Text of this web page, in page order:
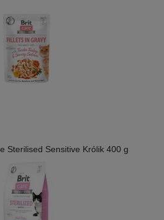
Sterilised Sensitive Królik 400 g